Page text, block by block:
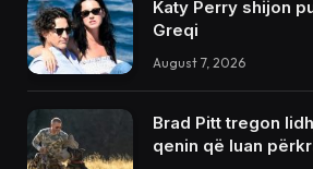
Katy Perry shijon
Greqi
August 7, 2026
Brad Pitt tregon
qenin që luan